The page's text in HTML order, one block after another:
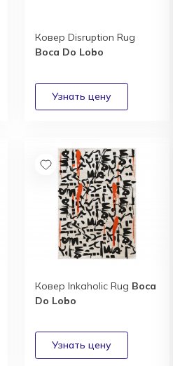
Ковер Disruption Rug
Boca Do Lobo
Ковер Inkaholic Rug Boca
Do Lobo